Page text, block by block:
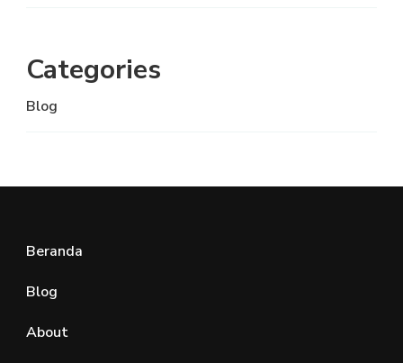
Categories
Blog
Beranda
Blog
About